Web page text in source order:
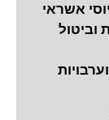
אשראי
וביטול